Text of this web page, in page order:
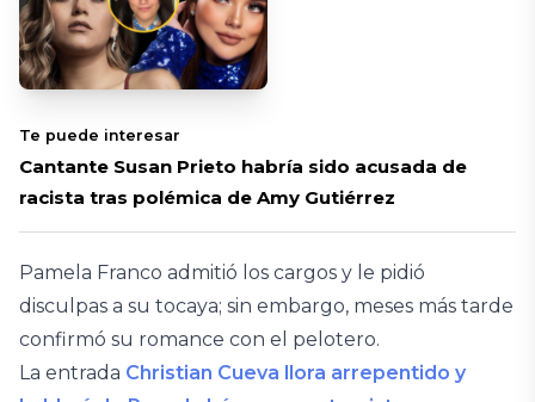
Te puede interesar
Cantante Susan Prieto habría sido acusada de
racista tras polémica de Amy Gutiérrez
Pamela Franco admitió los cargos y le pidió
disculpas a su tocaya; sin embargo, meses más tarde
confirmó su romance con el pelotero.
La entrada Christian Cueva llora arrepentido y